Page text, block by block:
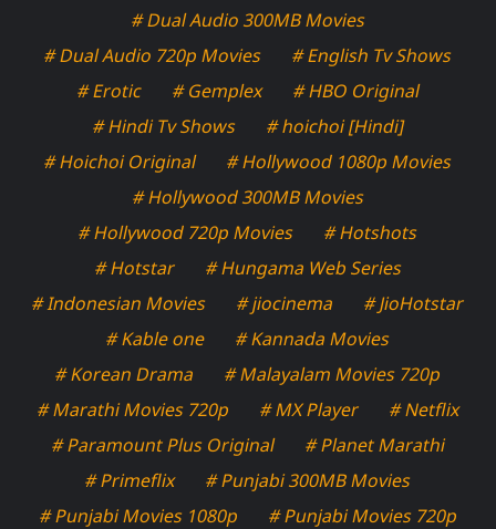
# Dual Audio 300MB Movies
# Dual Audio 720p Movies
# English Tv Shows
# Erotic
# Gemplex
# HBO Original
# Hindi Tv Shows
# hoichoi [Hindi]
# Hoichoi Original
# Hollywood 1080p Movies
# Hollywood 300MB Movies
# Hollywood 720p Movies
# Hotshots
# Hotstar
# Hungama Web Series
# Indonesian Movies
# jiocinema
# JioHotstar
# Kable one
# Kannada Movies
# Korean Drama
# Malayalam Movies 720p
# Marathi Movies 720p
# MX Player
# Netflix
# Paramount Plus Original
# Planet Marathi
# Primeflix
# Punjabi 300MB Movies
# Punjabi Movies 1080p
# Punjabi Movies 720p